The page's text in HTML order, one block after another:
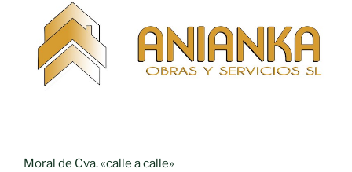
Moral de Cva. «calle a calle»